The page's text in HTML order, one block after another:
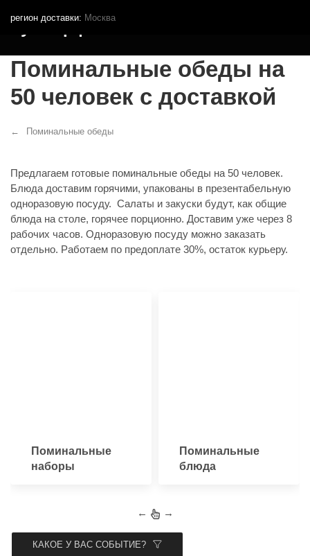
регион доставки: Москва
Кутья.рф
Поминальные обеды на
50 человек с доставкой
Поминальные обеды
Предлагаем готовые поминальные обеды на 50 человек.
Блюда доставим горячими, упакованы в презентабельную
одноразовую посуду. Салаты и закуски будут, как общие
блюда на столе, горячее порционно. Доставим уже через 8
рабочих часов. Одноразовую посуду можно заказать
отдельно. Работаем по предоплате 30%, остаток курьеру.
Поминальные
наборы
Поминальные
блюда
← →
КАКОЕ У ВАС СОБЫТИЕ?